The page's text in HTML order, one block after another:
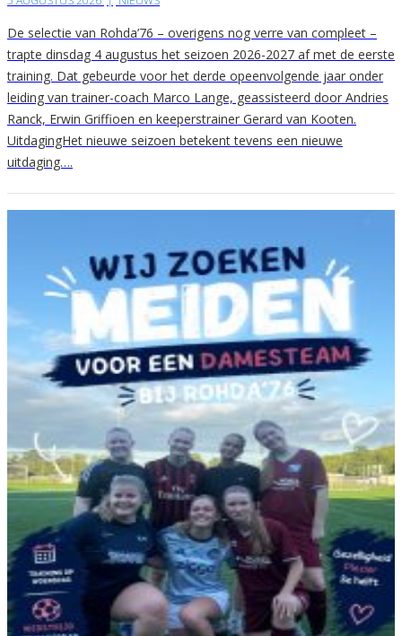
De selectie van Rohda’76 – overigens nog verre van compleet –
trapte dinsdag 4 augustus het seizoen 2026-2027 af met de eerste
training. Dat gebeurde voor het derde opeenvolgende jaar onder
leiding van trainer-coach Marco Lange, geassisteerd door Andries
Ranck, Erwin Griffioen en keeperstrainer Gerard van Kooten.
UitdagingHet nieuwe seizoen betekent tevens een nieuwe
uitdaging….